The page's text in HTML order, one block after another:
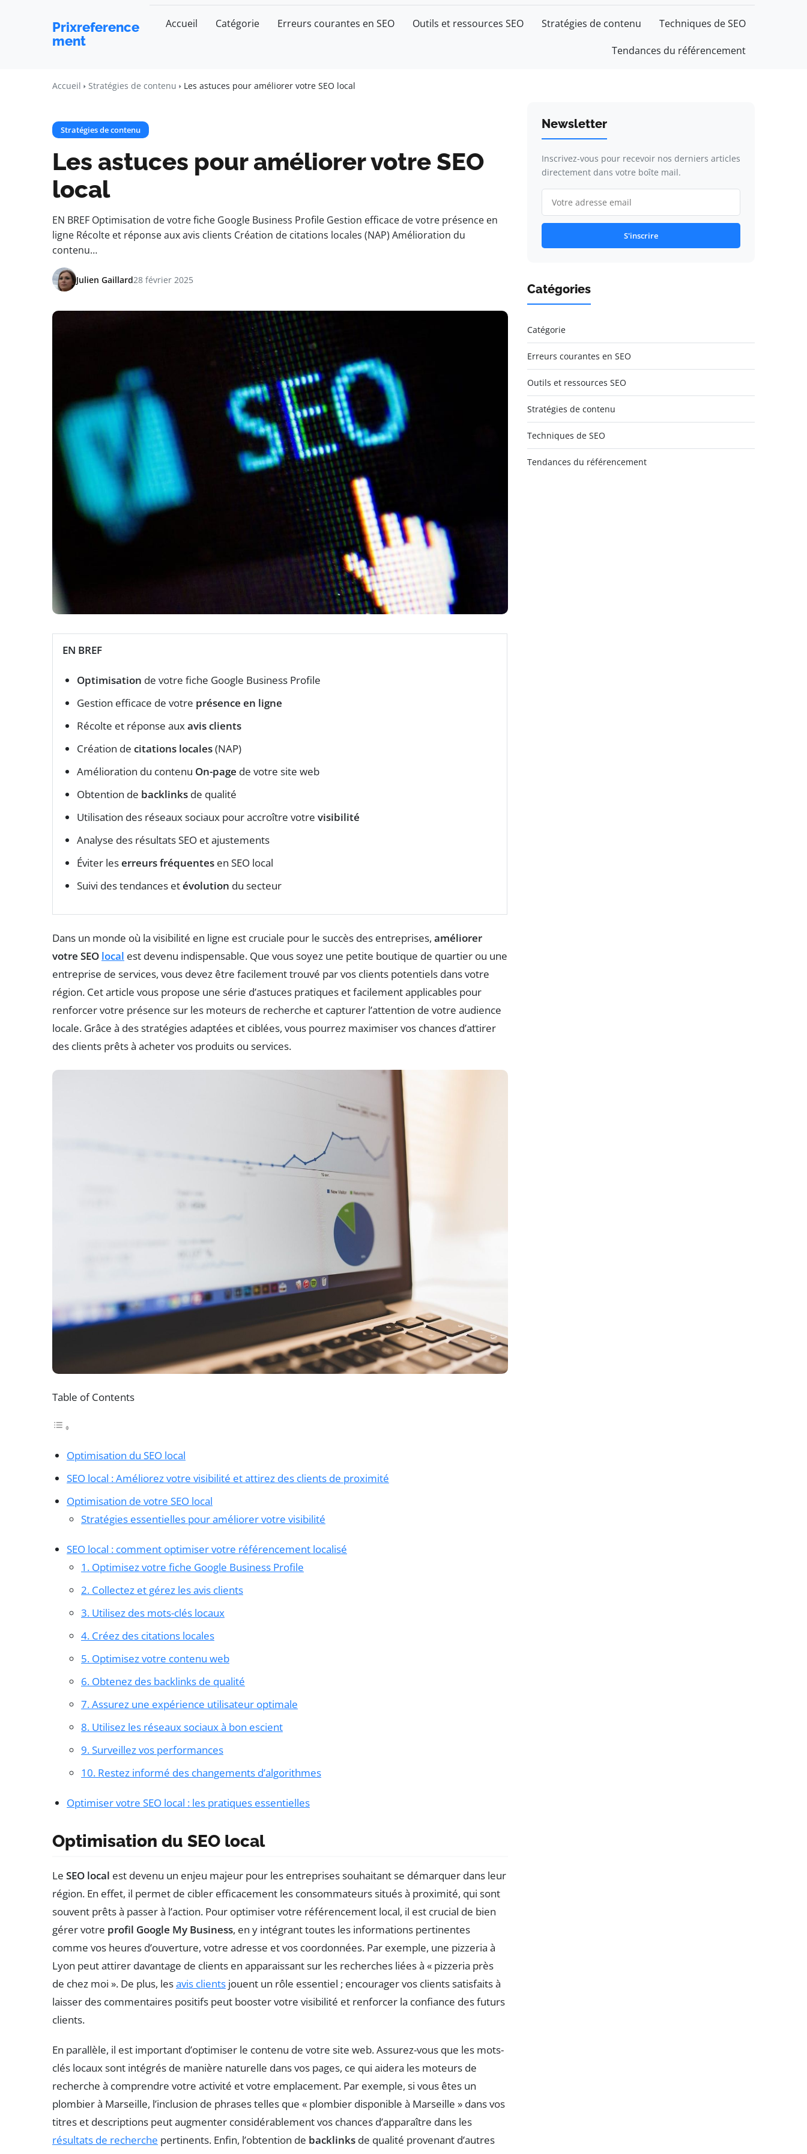
Prixreference
ment
Accueil Catégorie Erreurs courantes en SEO Outils et ressources SEO Stratégies de contenu Techniques de SEO
Tendances du référencement
Accueil Stratégies de contenu Les astuces pour améliorer votre SEO local
Stratégies de contenu
Les astuces pour améliorer votre SEO
local
EN BREF Optimisation de votre fiche Google Business Profile Gestion efficace de votre présence en
ligne Récolte et réponse aux avis clients Création de citations locales (NAP) Amélioration du
contenu…
Julien Gaillard28 février 2025
EN BREF
Optimisation de votre fiche Google Business Profile
Gestion efficace de votre présence en ligne
Récolte et réponse auxavis clients
Création de citations locales(NAP)
Amélioration du contenu On-page de votre site web
Obtention de backlinks de qualité
Utilisation des réseaux sociaux pour accroître votre visibilité
Analyse des résultats SEO et ajustements
Éviter leserreurs fréquentes en SEO local
Suivi des tendances etévolution du secteur
Dans un monde où la visibilité en ligne est cruciale pour le succès des entreprises, améliorer
votre SEO local est devenu indispensable. Que vous soyez une petite boutique de quartier ou une
entreprise de services, vous devez être facilement trouvé par vos clients potentiels dans votre
région. Cet article vous propose une série d’astuces pratiques et facilement applicables pour
renforcer votre présence sur les moteurs de recherche et capturer l’attention de votre audience
locale. Grâce à des stratégies adaptées et ciblées, vous pourrez maximiser vos chances d’attirer
des clients prêts à acheter vos produits ou services.
Table of Contents
Optimisation du SEO local
SEO local : Améliorez votre visibilité et attirez des clients de proximité
Optimisation de votre SEO local
Stratégies essentielles pour améliorer votre visibilité
SEO local : comment optimiser votre référencement localisé
1. Optimisez votre fiche Google Business Profile
2. Collectez et gérez les avis clients
3. Utilisez des mots-clés locaux
4. Créez des citations locales
5. Optimisez votre contenu web
6. Obtenez des backlinks de qualité
7. Assurez une expérience utilisateur optimale
8. Utilisez les réseaux sociaux à bon escient
9. Surveillez vos performances
10. Restez informé des changements d’algorithmes
Optimiser votre SEO local : les pratiques essentielles
Optimisation du SEO local
Le SEO local est devenu un enjeu majeur pour les entreprises souhaitant se démarquer dans leur
région. En effet, il permet de cibler efficacement les consommateurs situés à proximité, qui sont
souvent prêts à passer à l’action. Pour optimiser votre référencement local, il est crucial de bien
gérer votre profil Google My Business, en y intégrant toutes les informations pertinentes
comme vos heures d’ouverture, votre adresse et vos coordonnées. Par exemple, une pizzeria à
Lyon peut attirer davantage de clients en apparaissant sur les recherches liées à « pizzeria près
de chez moi ». De plus, lesavis clients jouent un rôle essentiel ; encourager vos clients satisfaits à
laisser des commentaires positifs peut booster votre visibilité et renforcer la confiance des futurs
clients.
En parallèle, il est important d’optimiser le contenu de votre site web. Assurez-vous que les mots-
clés locaux sont intégrés de manière naturelle dans vos pages, ce qui aidera les moteurs de
recherche à comprendre votre activité et votre emplacement. Par exemple, si vous êtes un
plombier à Marseille, l’inclusion de phrases telles que « plombier disponible à Marseille » dans vos
titres et descriptions peut augmenter considérablement vos chances d’apparaître dans les
résultats de recherche pertinents. Enfin, l’obtention de backlinks de qualité provenant d’autres
Newsletter
Inscrivez-vous pour recevoir nos derniers articles
directement dans votre boîte mail.
S'inscrire
Catégories
Catégorie
Erreurs courantes en SEO
Outils et ressources SEO
Stratégies de contenu
Techniques de SEO
Tendances du référencement